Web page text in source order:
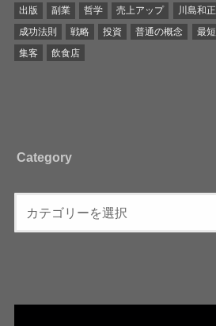
出版
副業 哲学 売上アップ 川島和正
成功法則
戦略 投資 普通の概念 最短
集客
飲食店
Category